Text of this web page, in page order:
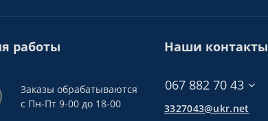
работы
Заказы обрабатываются
с Пн-Пт 9-00 до 18-00
Наши контакты
067 882 70 43
3327043@ukr.net